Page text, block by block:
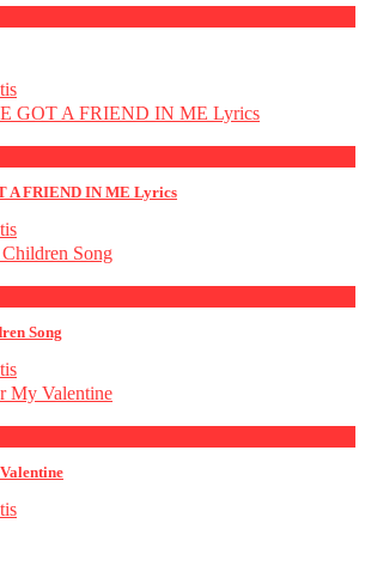
A FRIEND IN ME Lyrics
Song